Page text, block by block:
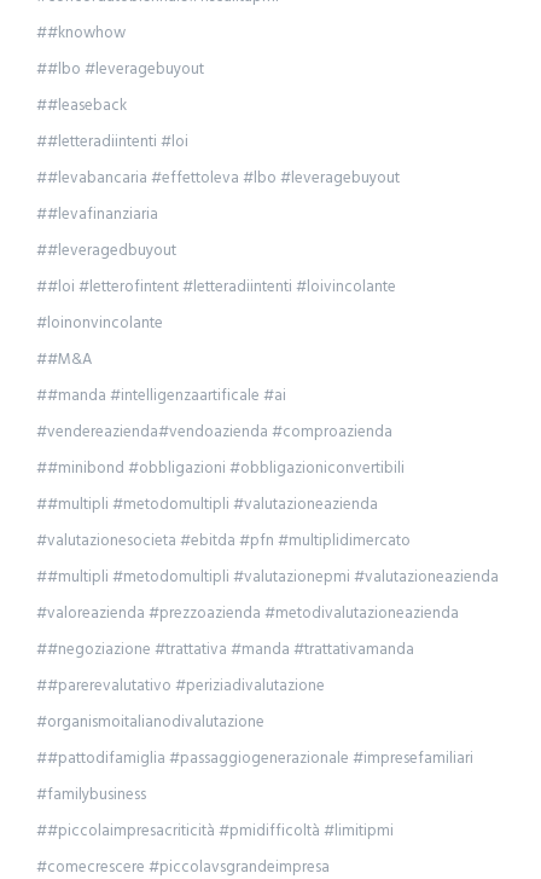
##knowhow
##lbo #leveragebuyout
##leaseback
##letteradiintenti #loi
##levabancaria #effettoleva #lbo #leveragebuyout
##levafinanziaria
##leveragedbuyout
##loi #letterofintent #letteradiintenti #loivincolante
#loinonvincolante
##M&A
##manda #intelligenzaartificale #ai
#vendereazienda#vendoazienda #comproazienda
##minibond #obbligazioni #obbligazioniconvertibili
##multipli #metodomultipli #valutazioneazienda
#valutazionesocieta #ebitda #pfn #multiplidimercato
##multipli #metodomultipli #valutazionepmi #valutazioneazienda
#valoreazienda #prezzoazienda #metodivalutazioneazienda
##negoziazione #trattativa #manda #trattativamanda
##parerevalutativo #periziadivalutazione
#organismoitalianodivalutazione
##pattodifamiglia #passaggiogenerazionale #impresefamiliari
#familybusiness
##piccolaimpresacriticità #pmidifficoltà #limitipmi
#comecrescere #piccolavsgrandeimpresa